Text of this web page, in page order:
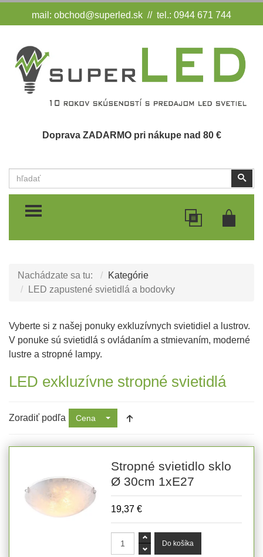
mail: obchod@superled.sk // tel.: 0944 671 744
Doprava ZADARMO pri nákupe nad 80 €
Vyhľadať
TOGGLE MENU
Nachádzate sa tu:
Kategórie
LED zapustené svietidlá a bodovky
Vyberte si z našej ponuky exkluzívnych svietidiel a lustrov.
V ponuke sú svietidlá s ovládaním a stmievaním, moderné
lustre a stropné lampy.
LED exkluzívne stropné svietidlá
Zoradiť podľa Cena
Stropné svietidlo sklo
Ø 30cm 1xE27
19,37 €